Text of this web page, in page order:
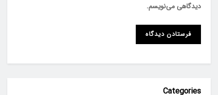
دیدگاهی می‌نویسم.
Categories